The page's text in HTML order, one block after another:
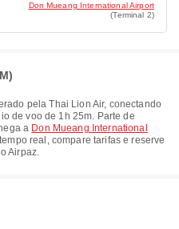
Don Mueang International Airport
(Terminal 2)
pelaThai Lion Air, conectando
de voo de 1h 25m. Parte de
a Don Mueang International
real, compare tarifas e reserve
Airpaz.